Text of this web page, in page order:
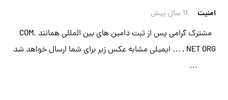
امنیت 11 سال پیش
مشترک گرامی پس از ثبت دامین های بین المللی همانند .COM
NET ORG , … ایمیلی مشابه عکس زیر برای شما ارسال خواهد شد
…